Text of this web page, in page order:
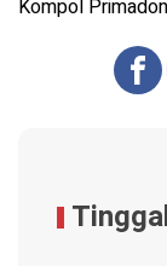
Kompol